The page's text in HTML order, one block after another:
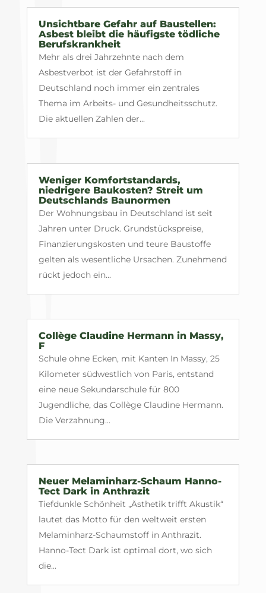
Unsichtbare Gefahr auf Baustellen:
Asbest bleibt die häufigste tödliche
Berufskrankheit
Mehr als drei Jahrzehnte nach dem
Asbestverbot ist der Gefahrstoff in
Deutschland noch immer ein zentrales
Thema im Arbeits- und Gesundheitsschutz.
Die aktuellen Zahlen der...
Weniger Komfortstandards,
niedrigere Baukosten? Streit um
Deutschlands Baunormen
Der Wohnungsbau in Deutschland ist seit
Jahren unter Druck. Grundstückspreise,
Finanzierungskosten und teure Baustoffe
gelten als wesentliche Ursachen. Zunehmend
rückt jedoch ein...
Collège Claudine Hermann in Massy,
F
Schule ohne Ecken, mit Kanten In Massy, 25
Kilometer südwestlich von Paris, entstand
eine neue Sekundarschule für 800
Jugendliche, das Collège Claudine Hermann.
Die Verzahnung...
Neuer Melaminharz-Schaum Hanno-
Tect Dark in Anthrazit
Tiefdunkle Schönheit „Ästhetik trifft Akustik“
lautet das Motto für den weltweit ersten
Melaminharz-Schaumstoff in Anthrazit.
Hanno-Tect Dark ist optimal dort, wo sich
die...